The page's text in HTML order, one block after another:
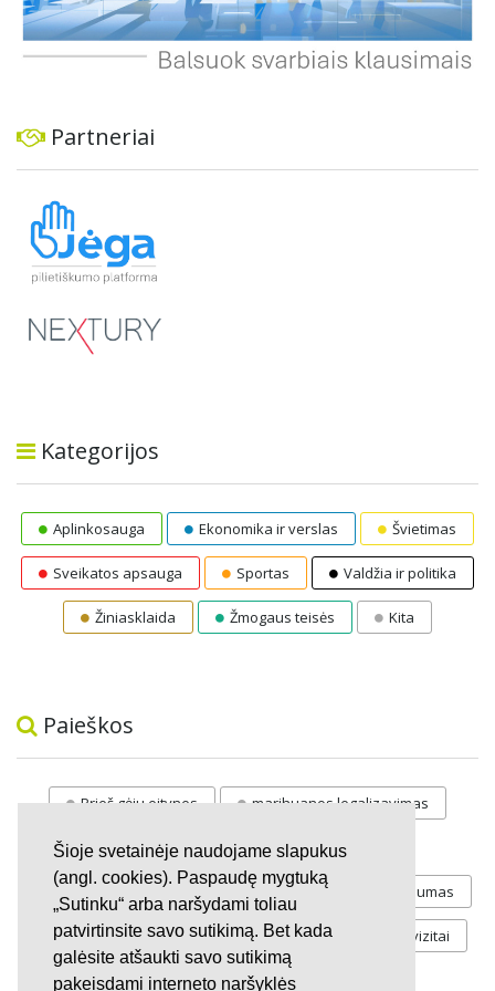
Šioje svetainėje naudojame slapukus
(angl. cookies). Paspaudę mygtuką
„Sutinku“ arba naršydami toliau
patvirtinsite savo sutikimą. Bet kada
galėsite atšaukti savo sutikimą
pakeisdami interneto naršyklės
Partneriai
Kategorijos
Aplinkosauga Ekonomika ir verslas Švietimas
Sveikatos apsauga Sportas Valdžia ir politika
Žiniasklaida Žmogaus teisės Kita
Paieškos
Prieš gėju eitynes marihuanos legalizavimas
STOP vaiku atemimas
Pilnos moksleivių vasaros atostogos referendumas
Keliu jaunystės Valandos Rekvizitai
Investicijos